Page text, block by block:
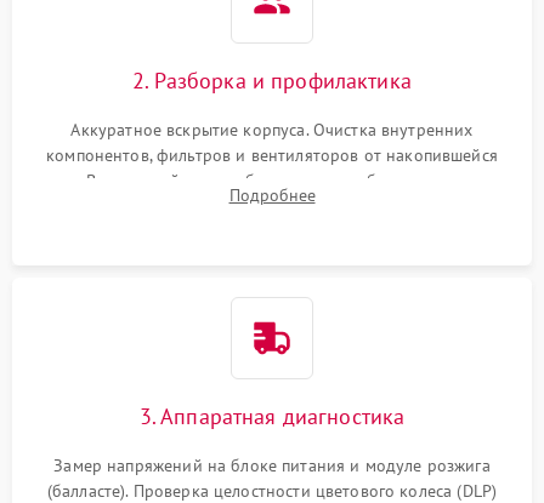
2. Разборка и профилактика
Аккуратное вскрытие корпуса. Очистка внутренних
компонентов, фильтров и вентиляторов от накопившейся
пыли. Визуальный осмотр блока питания, балласта лампы и
материнской платы на наличие прогаров или вздутых
Подробнее
3. Аппаратная диагностика
Замер напряжений на блоке питания и модуле розжига
(балласте). Проверка целостности цветового колеса (DLP)